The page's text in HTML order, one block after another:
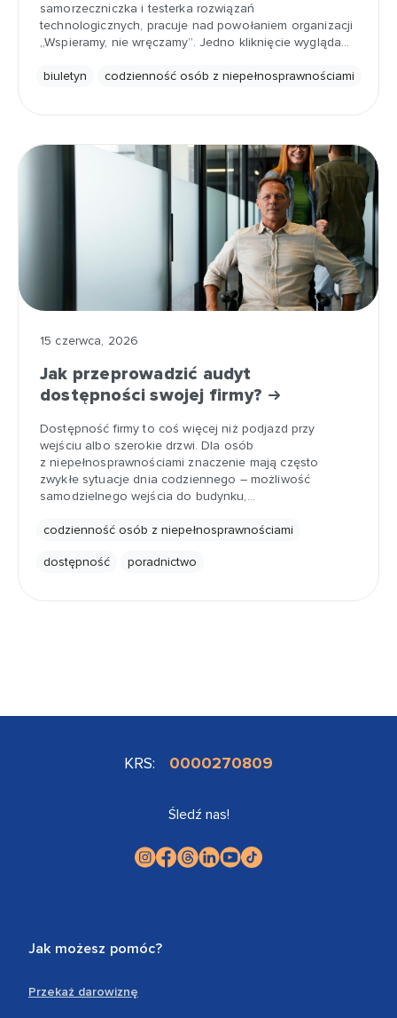
samorzeczniczka i testerka rozwiązań
technologicznych, pracuje nad powołaniem organizacji
„Wspieramy, nie wręczamy”. Jedno kliknięcie wygląda…
biuletyn codzienność osób z niepełnosprawnościami
15 czerwca, 2026
Jak przeprowadzić audyt
dostępności swojej firmy?
Dostępność firmy to coś więcej niż podjazd przy
wejściu albo szerokie drzwi. Dla osób
z niepełnosprawnościami znaczenie mają często
zwykłe sytuacje dnia codziennego – możliwość
samodzielnego wejścia do budynku,…
codzienność osób z niepełnosprawnościami
dostępność poradnictwo
KRS: 0000270809
Śledź nas!
Jak możesz pomóc?
Przekaż darowiznę